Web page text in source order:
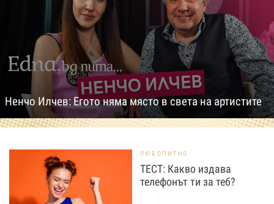
Ненчо Илчев: Егото няма място в света на артистите
ЛЮБОПИТНО
ТЕСТ: Какво издава
телефонът ти за теб?